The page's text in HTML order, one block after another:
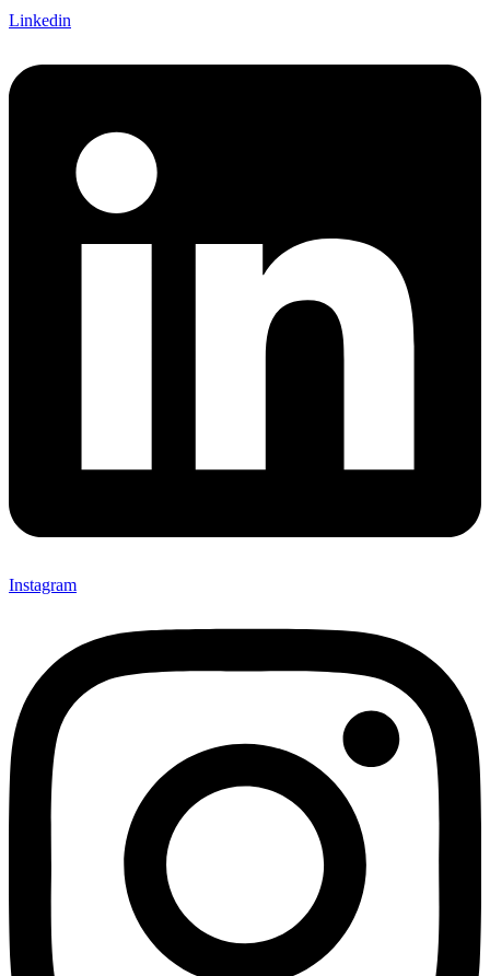
Linkedin
Instagram